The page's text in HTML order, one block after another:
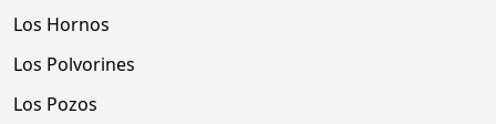
Los Hornos
Los Polvorines
Los Pozos